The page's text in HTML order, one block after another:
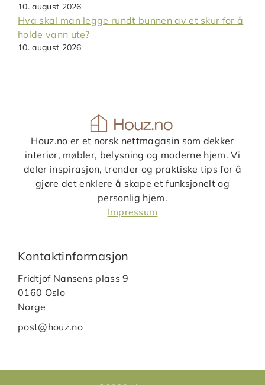
10. august 2026
Hva skal man legge rundt bunnen av et skur for å
holde vann ute?
10. august 2026
Houz.no er et norsk nettmagasin som dekker
interiør, møbler, belysning og moderne hjem. Vi
deler inspirasjon, trender og praktiske tips for å
gjøre det enklere å skape et funksjonelt og
personlig hjem.
Impressum
Kontaktinformasjon
Fridtjof Nansens plass 9
0160 Oslo
Norge
post@houz.no